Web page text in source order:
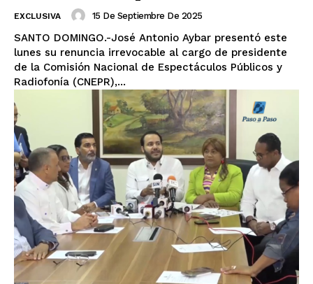
EXCLUSIVA 15 De Septiembre De 2025
SANTO DOMINGO.-José Antonio Aybar presentó este
lunes su renuncia irrevocable al cargo de presidente
de la Comisión Nacional de Espectáculos Públicos y
Radiofonía (CNEPR),...